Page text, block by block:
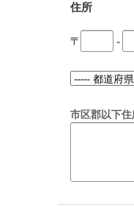
住所
〒 -
市区郡以下住